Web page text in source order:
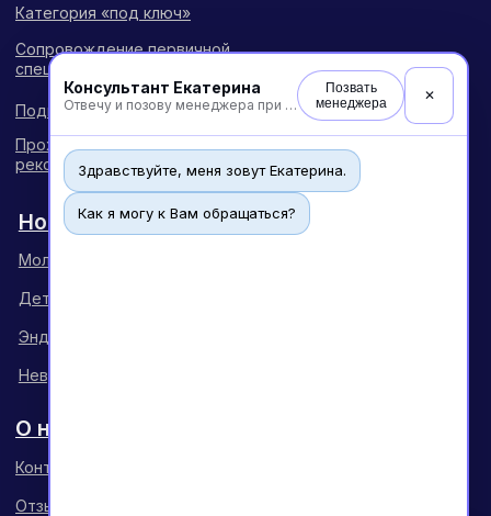
Консультант Екатерина
Отвечу и позову менеджера при необходимости
Позвать
менеджера
✕
Здравствуйте, меня зовут Екатерина.
Как я могу к Вам обращаться?